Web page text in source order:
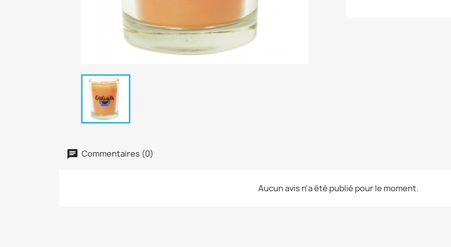
Commentaires (0)
Aucun avis n'a été publié pour le moment.